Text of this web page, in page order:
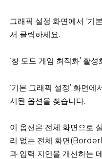
그래픽 설정 화면에서 ‘기
서 클릭하세요.
‘창 모드 게임 최적화’ 활성
‘기본 그래픽 설정’ 화면에
시된 옵션을 찾습니다.
이 옵션은 전체 화면으로
리 없는 전체 화면
과 입력 지연을 개선하는